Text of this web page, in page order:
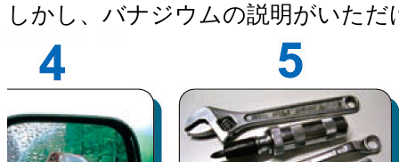
しかし、バナジウムの説明がいただ